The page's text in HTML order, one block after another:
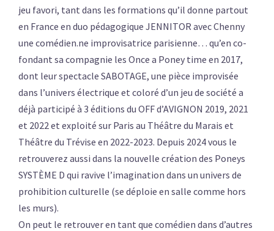
jeu favori, tant dans les formations qu’il donne partout
en France en duo pédagogique JENNITOR avec Chenny
une comédien.ne improvisatrice parisienne… qu’en co-
fondant sa compagnie les Once a Poney time en 2017,
dont leur spectacle SABOTAGE, une pièce improvisée
dans l’univers électrique et coloré d’un jeu de société a
déjà participé à 3 éditions du OFF d’AVIGNON 2019, 2021
et 2022 et exploité sur Paris au Théâtre du Marais et
Théâtre du Trévise en 2022-2023. Depuis 2024 vous le
retrouverez aussi dans la nouvelle création des Poneys
SYSTÈME D qui ravive l’imagination dans un univers de
prohibition culturelle (se déploie en salle comme hors
les murs).
On peut le retrouver en tant que comédien dans d’autres